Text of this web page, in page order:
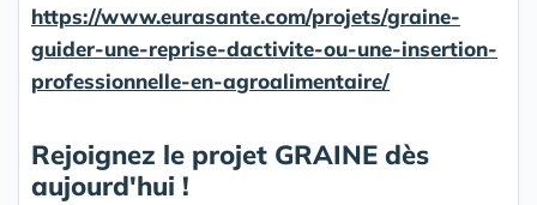
https://www.eurasante.com/projets/graine-
guider-une-reprise-dactivite-ou-une-insertion-
professionnelle-en-agroalimentaire/
Rejoignez le projet GRAINE dès
aujourd'hui !